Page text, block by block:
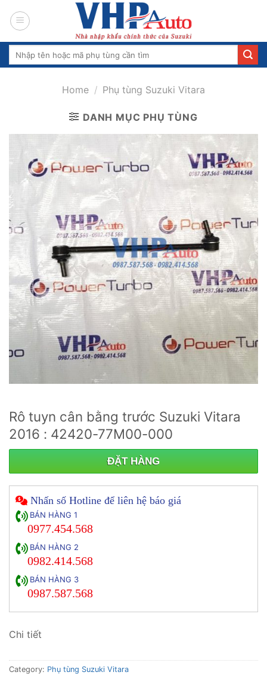
Search
Home / Phụ tùng Suzuki Vitara
DANH MỤC PHỤ TÙNG
Rô tuyn cân bằng trước Suzuki Vitara
2016 : 42420-77M00-000
ĐẶT HÀNG
Nhấn số Hotline để liên hệ báo giá
BÁN HÀNG 1
0977.454.568
BÁN HÀNG 2
0982.414.568
BÁN HÀNG 3
0987.587.568
Chi tiết
Category: Phụ tùng Suzuki Vitara